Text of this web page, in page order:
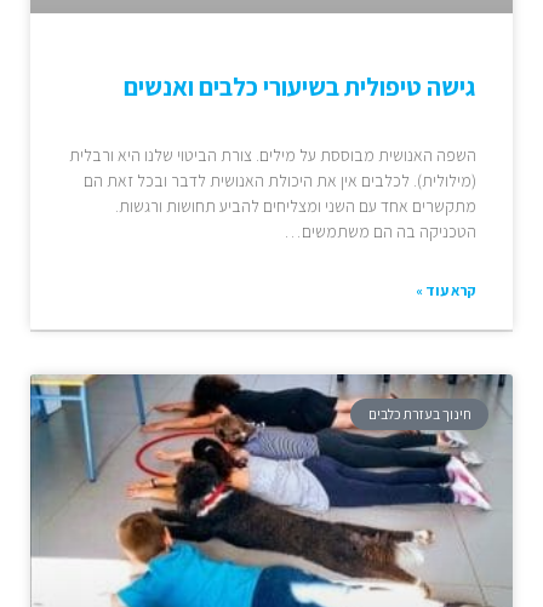
גישה טיפולית בשיעורי כלבים ואנשים
השפה האנושית מבוססת על מילים. צורת הביטוי שלנו היא ורבלית
(מילולית). לכלבים אין את היכולת האנושית לדבר ובכל זאת הם
מתקשרים אחד עם השני ומצליחים להביע תחושות ורגשות.
הטכניקה בה הם משתמשים…
קרא עוד »
חינוך בעזרת כלבים